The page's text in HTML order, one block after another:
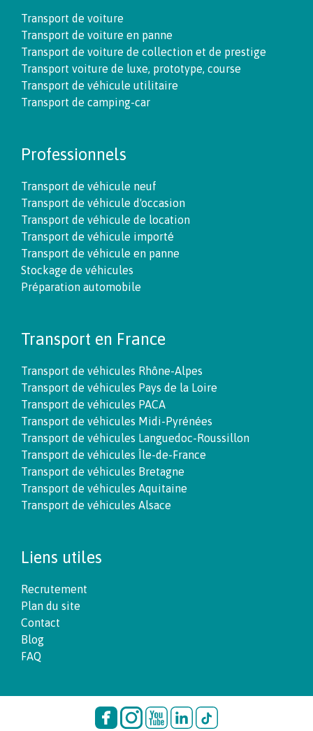
Transport de voiture
Transport de voiture en panne
Transport de voiture de collection et de prestige
Transport voiture de luxe, prototype, course
Transport de véhicule utilitaire
Transport de camping-car
Professionnels
Transport de véhicule neuf
Transport de véhicule d'occasion
Transport de véhicule de location
Transport de véhicule importé
Transport de véhicule en panne
Stockage de véhicules
Préparation automobile
Transport en France
Transport de véhicules Rhône-Alpes
Transport de véhicules Pays de la Loire
Transport de véhicules PACA
Transport de véhicules Midi-Pyrénées
Transport de véhicules Languedoc-Roussillon
Transport de véhicules Île-de-France
Transport de véhicules Bretagne
Transport de véhicules Aquitaine
Transport de véhicules Alsace
Liens utiles
Recrutement
Plan du site
Contact
Blog
FAQ